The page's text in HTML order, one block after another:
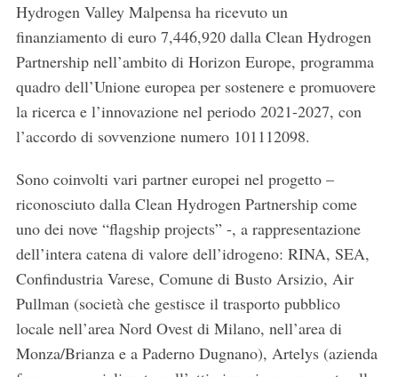
Hydrogen Valley Malpensa ha ricevuto un
finanziamento di euro 7,446,920 dalla Clean Hydrogen
Partnership nell’ambito di Horizon Europe, programma
quadro dell’Unione europea per sostenere e promuovere
la ricerca e l’innovazione nel periodo 2021-2027, con
l’accordo di sovvenzione numero 101112098.
Sono coinvolti vari partner europei nel progetto –
riconosciuto dalla Clean Hydrogen Partnership come
uno dei nove “flagship projects” -, a rappresentazione
dell’intera catena di valore dell’idrogeno: RINA, SEA,
Confindustria Varese, Comune di Busto Arsizio, Air
Pullman (società che gestisce il trasporto pubblico
locale nell’area Nord Ovest di Milano, nell’area di
Monza/Brianza e a Paderno Dugnano), Artelys (azienda